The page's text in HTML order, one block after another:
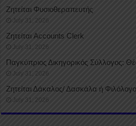
Ζητείται Φυσιοθεραπευτής
July 31, 2026
Ζητείται Accounts Clerk
July 31, 2026
Παγκύπριος Δικηγορικός Σύλλογος:
July 31, 2026
Ζητείται Δάκαλος/ Δασκάλα ή
July 31, 2026